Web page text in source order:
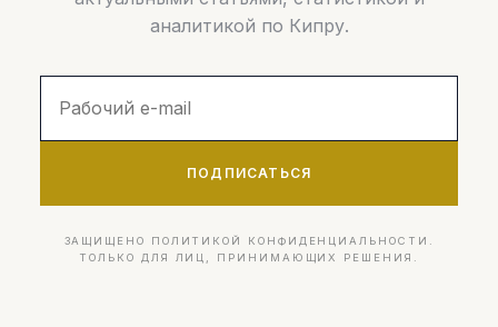
аналитикой по Кипру.
ПОДПИСАТЬСЯ
ЗАЩИЩЕНО ПОЛИТИКОЙ КОНФИДЕНЦИАЛЬНОСТИ.
ТОЛЬКО ДЛЯ ЛИЦ, ПРИНИМАЮЩИХ РЕШЕНИЯ.